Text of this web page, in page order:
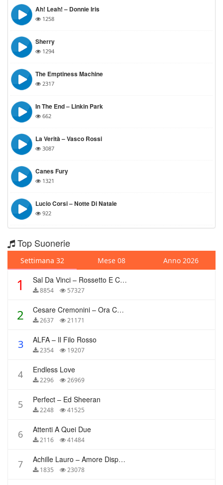
Ah! Leah! – Donnie Iris
1258
Sherry
1294
The Emptiness Machine
2317
In The End – Linkin Park
662
La Verità – Vasco Rossi
3087
Canes Fury
1321
Lucio Corsi – Notte Di Natale
922
Top Suonerie
Settimana 32 Mese 08 Anno 2026
1 Sal Da Vinci – Rossetto E Caffè
8854 57327
2 Cesare Cremonini – Ora Che Non Ho Più Te
2637 21171
3 ALFA – Il Filo Rosso
2354 19207
4 Endless Love
2296 26969
5 Perfect – Ed Sheeran
2248 41525
6 Attenti A Quei Due
2116 41484
7 Achille Lauro – Amore Disperato
1835 23078